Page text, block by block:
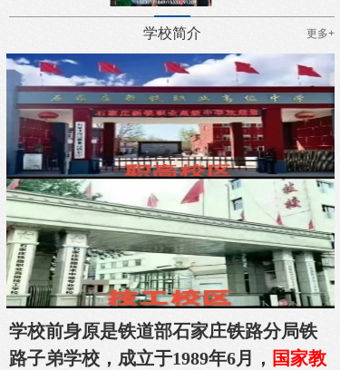
网
铁
联
学校简介 更多+
学校前身原是铁道部石家庄铁路分局铁
路子弟学校，成立于1989年6月， 国家教